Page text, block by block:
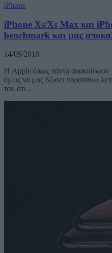
iPhone
iPhone Xs/Xs Max και
benchmark και μας
14/09/2018
Η Apple όπως πάντα ανακοίνωσε
όμως να μας δώσει παραπάνω
του ότι…